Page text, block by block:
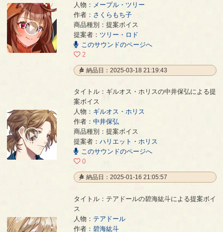
メープル・ツリーのさくらもち子による提案ボイス
人物： メープル・ツリー
作者： さくらもち子
商品種別：提案ボイス
提案者： ツリー・ロド
このサウンドのページへ
2
納品日：2025-03-18 21:19:43
ギルオス・ホリスの中井保弘による提案ボイス
タイトル：ギルオス・ホリスの中井保弘による提
案ボイス
人物： ギルオス・ホリス
作者： 中井保弘
商品種別：提案ボイス
提案者： ハリエット・ホリス
このサウンドのページへ
0
納品日：2025-01-16 21:05:57
テアドールの碧海紘斗による提案ボイス
タイトル：テアドールの碧海紘斗による提案ボイ
ス
人物： テアドール
作者： 碧海紘斗